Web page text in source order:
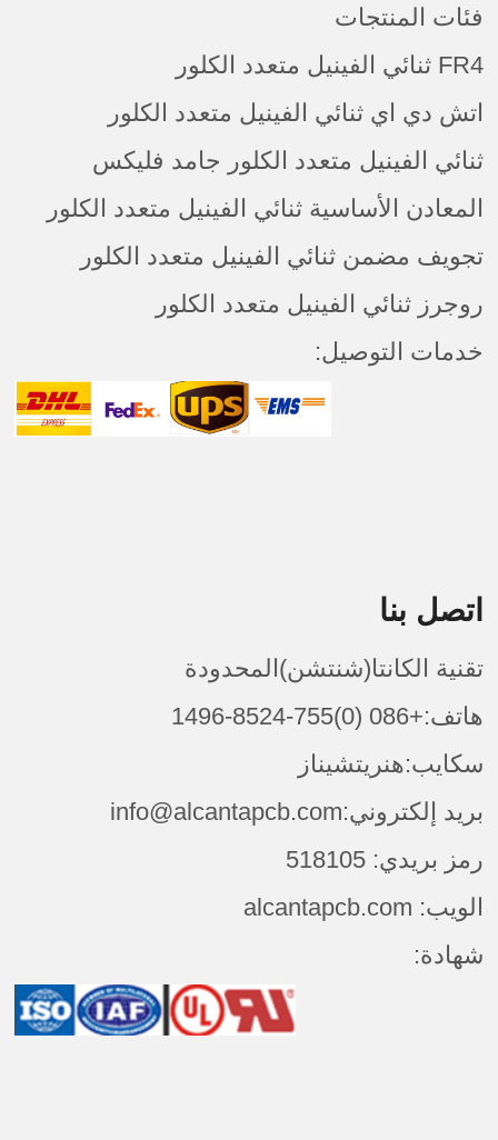
فئات المنتجات
FR4 ثنائي الفينيل متعدد الكلور
اتش دي اي ثنائي الفينيل متعدد الكلور
ثنائي الفينيل متعدد الكلور جامد فليكس
المعادن الأساسية ثنائي الفينيل متعدد الكلور
تجويف مضمن ثنائي الفينيل متعدد الكلور
روجرز ثنائي الفينيل متعدد الكلور
خدمات التوصيل:
اتصل بنا
تقنية الكانتا(شنتشن)المحدودة
هاتف:+086 (0)755-8524-1496
سكايب:هنريتشيناز
بريد إلكتروني:info@alcantapcb.com
رمز بريدي: 518105
الويب: alcantapcb.com
شهادة: